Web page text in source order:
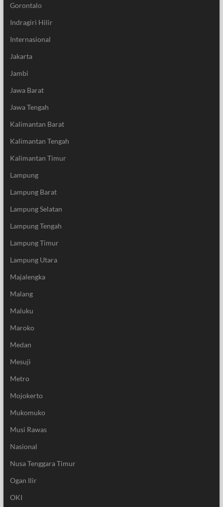
Gorontalo
Indragiri Hilir
Internasional
Jakarta
Jambi
Jawa Barat
Jawa Tengah
Kalimantan Barat
Kalimantan Tengah
Kalimantan Timur
Lampung
Lampung Barat
Lampung Selatan
Lampung Tengah
Lampung Timur
Lampung Utara
Majalengka
Malang
Maluku
Maroko
Medan
Mesuji
Metro
Mojokerto
Mukomuko
Musi Rawas
Nasional
Nusa Tenggara Timur
Ogan Ilir
OKI